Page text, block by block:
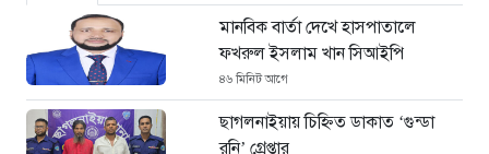
মানবিক বার্তা দেখে হাসপাতালে
ফখরুল ইসলাম খান সিআইপি
৪৬ মিনিট আগে
ছাগলনাইয়ায় চিহ্নিত ডাকাত ‘গুন্ডা
রনি’ গ্রেপ্তার